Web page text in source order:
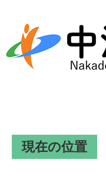
現在の位置